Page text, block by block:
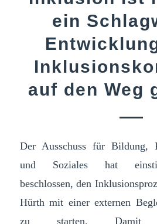
ein
auf den Weg
Der Ausschuss für Bildung,
und Soziales hat
beschlossen, den
Hürth mit einer externen
zu starten. Damit